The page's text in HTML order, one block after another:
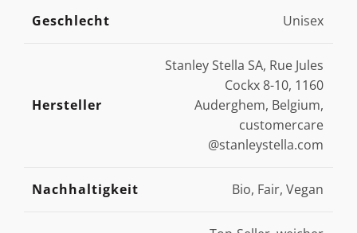
Geschlecht Unisex
Hersteller
Stanley Stella SA, Rue Jules
Cockx 8-10, 1160
Auderghem, Belgium,
customercare
@stanleystella.com
Nachhaltigkeit Bio, Fair, Vegan